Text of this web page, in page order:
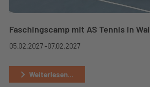
Faschingscamp mit AS Tennis in
05.02.2027 -07.02.2027
Weiterlesen...